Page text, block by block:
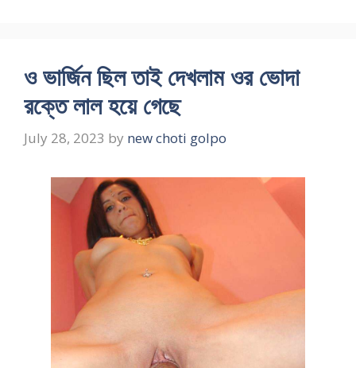
ও ভার্জিন ছিল তাই দেখলাম ওর ভোদা
রক্তে লাল হয়ে গেছে
July 28, 2023 by new choti golpo